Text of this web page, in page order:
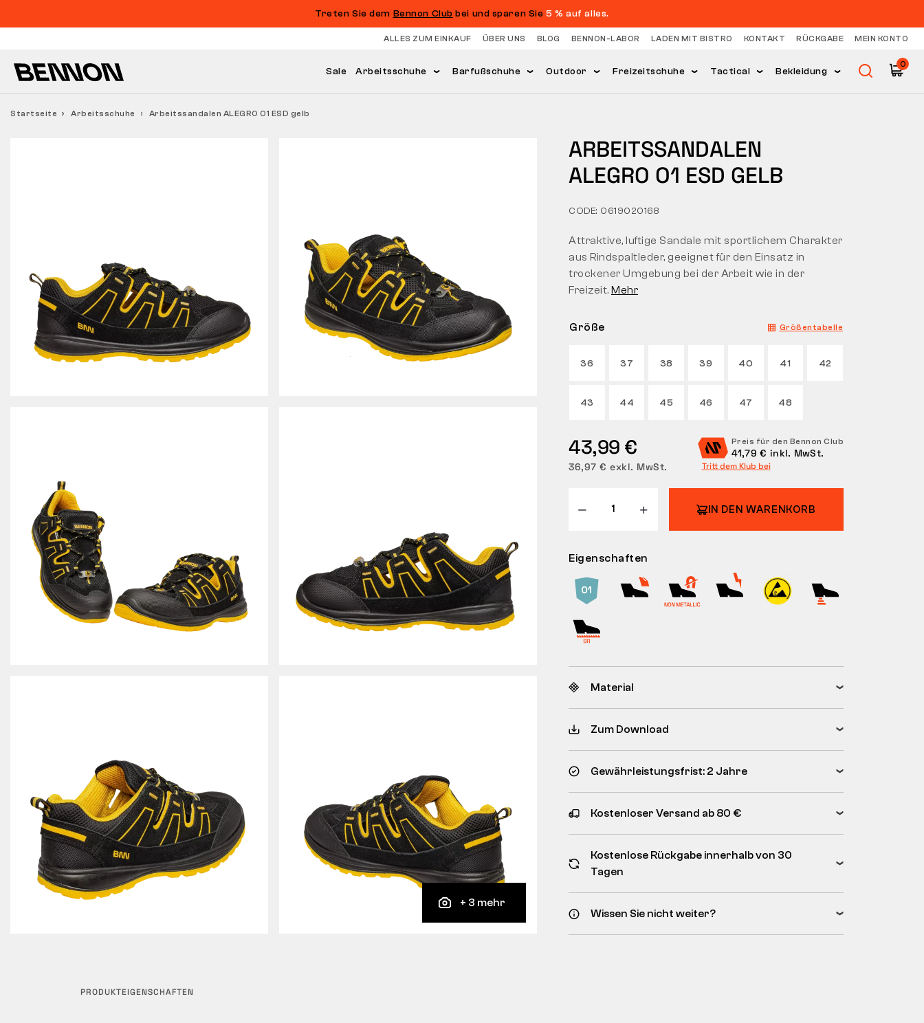
Treten Sie dem Bennon Club bei und sparen Sie 5 % auf alles.
ALLES ZUM EINKAUF ÜBER UNS BLOG BENNON-LABOR LADEN MIT BISTRO KONTAKT RÜCKGABE MEIN KONTO
Sale Arbeitsschuhe Barfußschuhe Outdoor Freizeitschuhe Tactical Bekleidung
0
Startseite Arbeitsschuhe Arbeitssandalen ALEGRO O1 ESD gelb
+ 3 mehr
ARBEITSSANDALEN
ALEGRO O1 ESD GELB
CODE: 0619020168
Größe Größentabelle
36 37 38 39 40 41 42
43 44 45 46 47 48
43,99 €
36,97 € exkl. MwSt.
Preis für den Bennon Club
41,79 € inkl. MwSt.
Tritt dem Klub bei
IN DEN WARENKORB
Eigenschaften
Attraktive, luftige Sandale mit sportlichem Charakter
aus Rindspaltleder, geeignet für den Einsatz in
trockener Umgebung bei der Arbeit wie in der
Freizeit. Mehr
Material
Zum Download
Gewährleistungsfrist: 2 Jahre
Kostenloser Versand ab 80 €
Kostenlose Rückgabe innerhalb von 30
Tagen
Wissen Sie nicht weiter?
PRODUKTEIGENSCHAFTEN